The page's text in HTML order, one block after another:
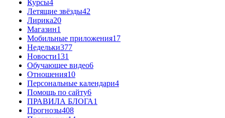
Курсы4
Летящие звёзды42
Лирика20
Магазин1
Мобильные приложения17
Недельки377
Новости131
Обучающее видео6
Отношения10
Персональные календари4
Помощь по сайту6
ПРАВИЛА БЛОГА1
Прогнозы408